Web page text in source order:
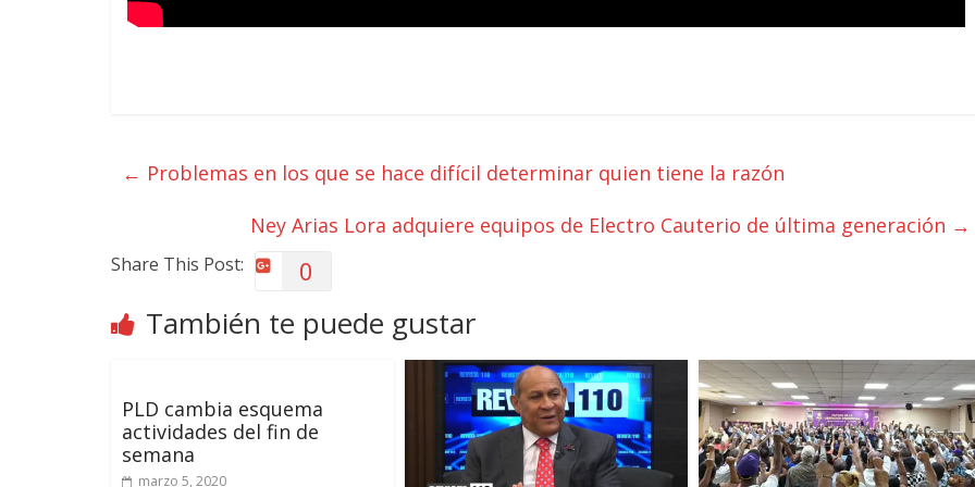
← Problemas en los que se hace difícil determinar quien tiene la razón
Ney Arias Lora adquiere equipos de Electro Cauterio de última generación →
Share This Post: 0
También te puede gustar
PLD cambia esquema
actividades del fin de
semana
marzo 5, 2020